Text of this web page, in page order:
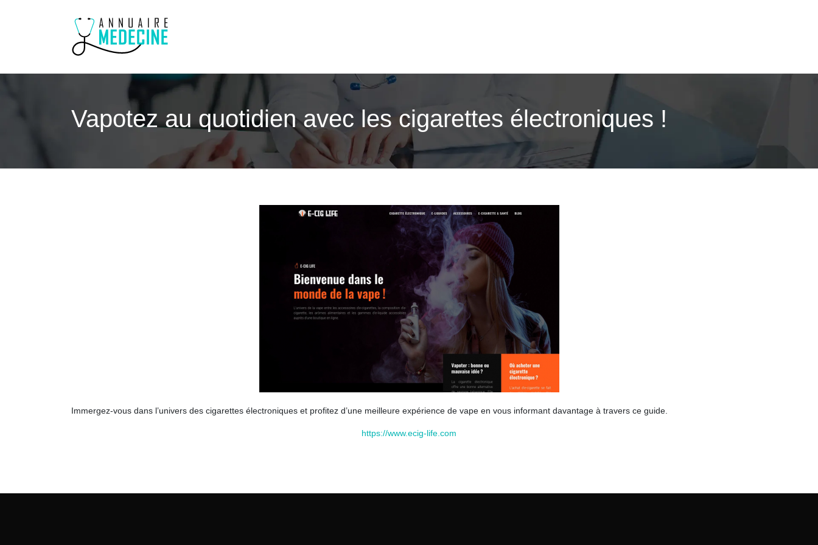
Vapotez au quotidien avec les cigarettes électroniques !
Immergez-vous dans l’univers des cigarettes électroniques et profitez d’une meilleure expérience de vape en vous informant davantage à travers ce guide.
https://www.ecig-life.com